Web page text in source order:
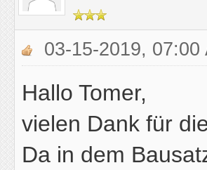
03-15-2019, 07:00
Hallo Tomer,
vielen Dank für
Da in dem